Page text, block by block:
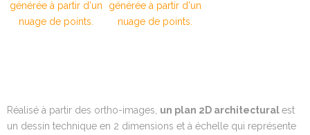
Réalisé à partir des ortho-images, un plan 2D architecturalest
un dessin technique en 2 dimensions et à échelle qui représente